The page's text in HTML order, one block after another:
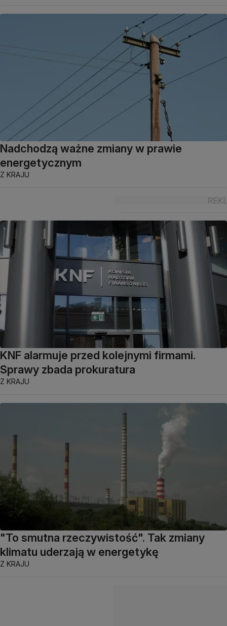
Nadchodzą ważne zmiany w prawie
energetycznym
Z KRAJU
KNF alarmuje przed kolejnymi firmami.
Sprawy zbada prokuratura
Z KRAJU
"To smutna rzeczywistość". Tak zmiany
klimatu uderzają w energetykę
Z KRAJU